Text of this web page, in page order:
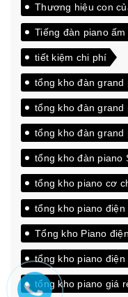
Thương hiệu con
Tiếng đàn piano
tiết kiệm chi phí
tổng kho đàn grand
tổng kho đàn
tổng kho đàn grand
tổng kho đàn piano
tổng kho piano cơ
tổng kho piano
Tổng kho Piano
tổng kho piano
tổng kho piano giá